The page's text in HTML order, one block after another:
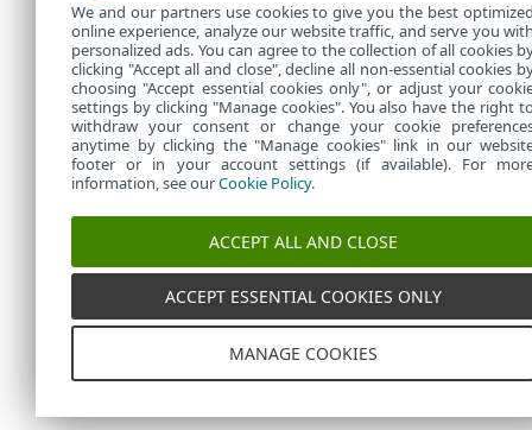
We and our partners use cookies to give you the best
online experience, analyze our website traffic, and serve you
personalized ads. You can agree to the collection of all cookies
clicking "Accept all and close", decline all non-essential cookies
choosing "Accept essential cookies only", or adjust your
settings by clicking "Manage cookies". You also have the right
withdraw your consent or change your cookie
anytime by clicking the "Manage cookies" link in our
footer or in your account settings (if available). For
information, see ourCookie Policy.
ACCEPT ALL AND CLOSE
ACCEPT ESSENTIAL COOKIES ONLY
MANAGE COOKIES